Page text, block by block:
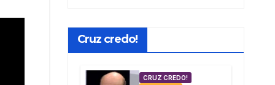
Cruz credo!
CRUZ CREDO!